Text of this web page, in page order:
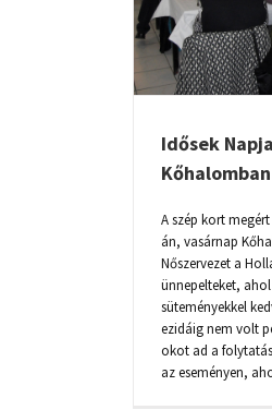
Idősek
Kőhalomban
A szép kort
án, vasárnap
Nőszervezet a
ünnepelteket,
süteményekkel
ezidáig nem volt
okot ad a
az eseményen,